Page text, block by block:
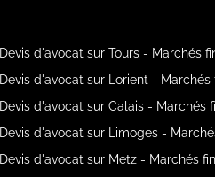
Devis d'avocat sur Tours - Marchés
Devis d'avocat sur Lorient - Marchés
Devis d'avocat sur Calais - Marchés
Devis d'avocat sur Limoges -
Devis d'avocat sur Metz - Marchés